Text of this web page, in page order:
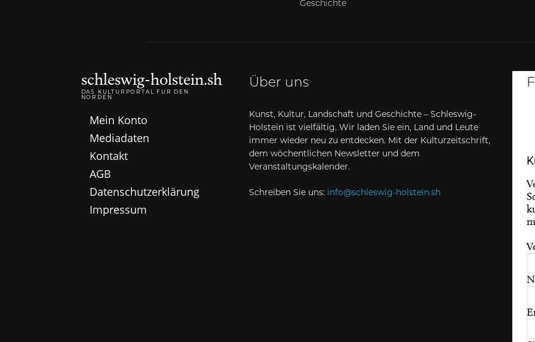
Geschichte
schleswig-holstein.sh
DAS KULTURPORTAL FÜR DEN
NORDEN
Mein Konto
Mediadaten
Kontakt
AGB
Datenschutzerklärung
Impressum
Über uns
Kunst, Kultur, Landschaft und Geschichte – Schleswig-
Holstein ist vielfältig. Wir laden Sie ein, Land und Leute
immer wieder neu zu entdecken. Mit der Kulturzeitschrift,
dem wöchentlichen Newsletter und dem
Veranstaltungskalender.
Schreiben Sie uns: info@schleswig-holstein.sh